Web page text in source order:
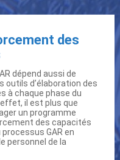
des
dépend aussi de
outils d’élaboration des
à chaque phase du
il est plus que
un programme
des capacités
processus GAR en
personnel de la